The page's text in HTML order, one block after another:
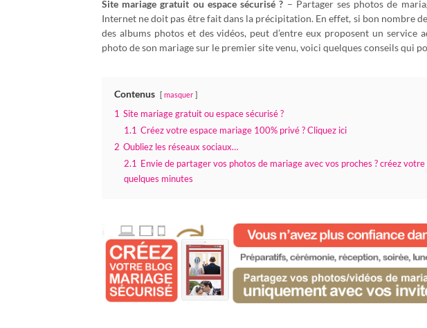
Site mariage gratuit ou espace sécurisé ? – Partager ses photos de
Internet ne doit pas être fait dans la précipitation. En effet, si bon nombre
des albums photos et des vidéos, peut d’entre eux proposent un service
photo de son mariage sur le premier site venu, voici quelques conseils qui
Contenus masquer
1 Site mariage gratuit ou espace sécurisé ?
1.1 Créez votre espace mariage 100% privé ? Cliquez ici
2 Oubliez les réseaux sociaux…
2.1 Envie de partager vos photos de mariage avec vos proches ? créez
quelques minutes